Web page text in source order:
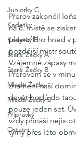
Juniorky C
Kadetky
Kadetky B
Starší Žačky A
Starší Žačky B
Mladší Žačky
Mladší Žačky B
Přípravky
Ostatní
Přerov zakončil
na 8. místě se
play-off ho hned v
pozdější mistr
Vzájemné zápasy
Přerovem se v
znamení naší
devět bodů do
pouze jeden set.
vždy přináší
týmy přes léto